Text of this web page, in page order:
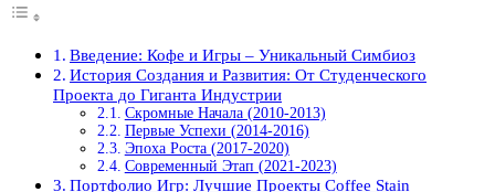
Введение: Кофе и Игры – Уникальный Симбиоз
История Создания и Развития: От Студенческого
Проекта до Гиганта Индустрии
Скромные Начала (2010-2013)
Первые Успехи (2014-2016)
Эпоха Роста (2017-2020)
Современный Этап (2021-2023)
Портфолио Игр: Лучшие Проекты Coffee Stain